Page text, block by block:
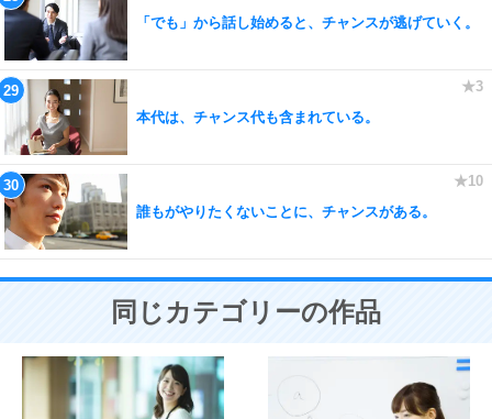
「でも」から話し始めると、チャンスが逃げていく。
本代は、チャンス代も含まれている。
誰もがやりたくないことに、チャンスがある。
同じカテゴリーの作品